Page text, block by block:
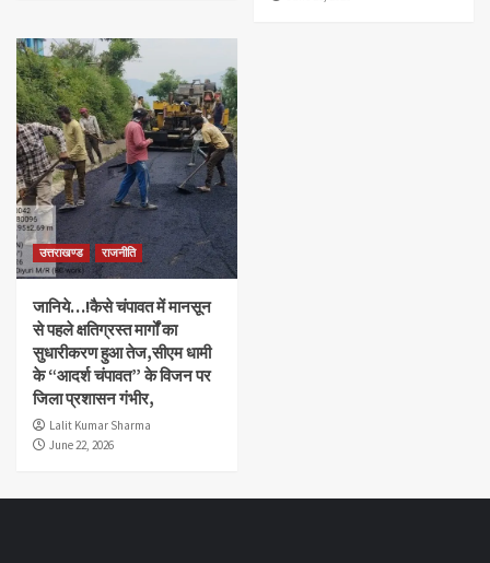
उत्तराखण्ड राजनीति
जानिये…!कैसे चंपावत में मानसून
से पहले क्षतिग्रस्त मार्गों का
सुधारीकरण हुआ तेज,सीएम धामी
के “आदर्श चंपावत” के विजन पर
जिला प्रशासन गंभीर,
Lalit Kumar Sharma
June 22, 2026